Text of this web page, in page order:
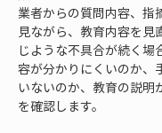
業者からの質問内容、指
見ながら、教育内容を見
じような不具合が続く場
容が分かりにくいのか、
いないのか、教育の説明
を確認します。